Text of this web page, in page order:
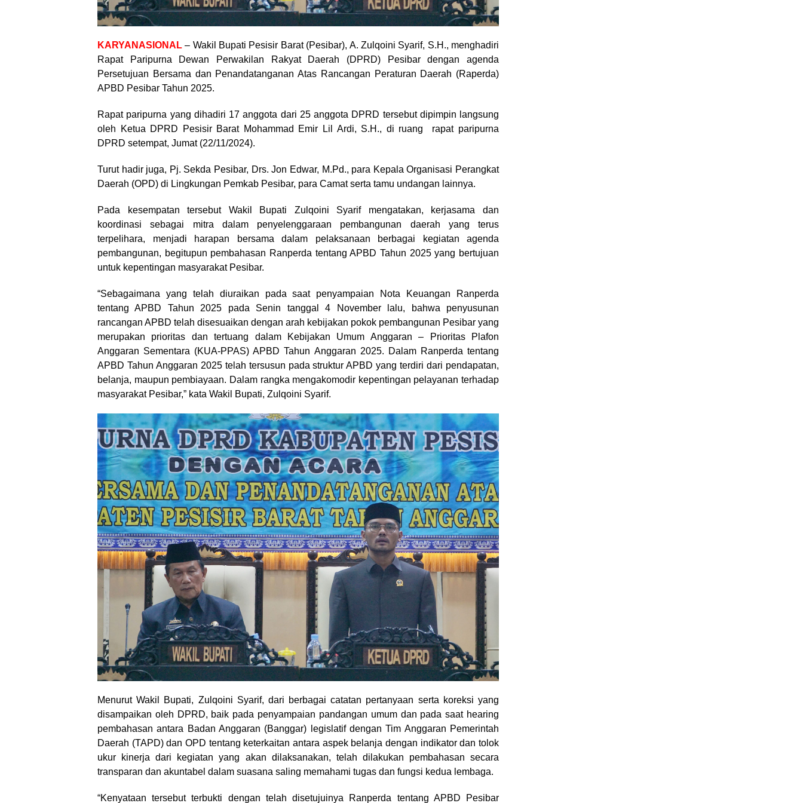
KARYANASIONAL – Wakil Bupati Pesisir Barat (Pesibar), A. Zulqoini Syarif, S.H., menghadiri
Rapat Paripurna Dewan Perwakilan Rakyat Daerah (DPRD) Pesibar dengan agenda
Persetujuan Bersama dan Penandatanganan Atas Rancangan Peraturan Daerah (Raperda)
APBD Pesibar Tahun 2025.
Rapat paripurna yang dihadiri 17 anggota dari 25 anggota DPRD tersebut dipimpin langsung
oleh Ketua DPRD Pesisir Barat Mohammad Emir Lil Ardi, S.H., di ruang rapat paripurna
DPRD setempat, Jumat (22/11/2024).
Turut hadir juga, Pj. Sekda Pesibar, Drs. Jon Edwar, M.Pd., para Kepala Organisasi Perangkat
Daerah (OPD) di Lingkungan Pemkab Pesibar, para Camat serta tamu undangan lainnya.
Pada kesempatan tersebut Wakil Bupati Zulqoini Syarif mengatakan, kerjasama dan
koordinasi sebagai mitra dalam penyelenggaraan pembangunan daerah yang terus
terpelihara, menjadi harapan bersama dalam pelaksanaan berbagai kegiatan agenda
pembangunan, begitupun pembahasan Ranperda tentang APBD Tahun 2025 yang bertujuan
untuk kepentingan masyarakat Pesibar.
“Sebagaimana yang telah diuraikan pada saat penyampaian Nota Keuangan Ranperda
tentang APBD Tahun 2025 pada Senin tanggal 4 November lalu, bahwa penyusunan
rancangan APBD telah disesuaikan dengan arah kebijakan pokok pembangunan Pesibar yang
merupakan prioritas dan tertuang dalam Kebijakan Umum Anggaran – Prioritas Plafon
Anggaran Sementara (KUA-PPAS) APBD Tahun Anggaran 2025. Dalam Ranperda tentang
APBD Tahun Anggaran 2025 telah tersusun pada struktur APBD yang terdiri dari pendapatan,
belanja, maupun pembiayaan. Dalam rangka mengakomodir kepentingan pelayanan terhadap
masyarakat Pesibar,” kata Wakil Bupati, Zulqoini Syarif.
Menurut Wakil Bupati, Zulqoini Syarif, dari berbagai catatan pertanyaan serta koreksi yang
disampaikan oleh DPRD, baik pada penyampaian pandangan umum dan pada saat hearing
pembahasan antara Badan Anggaran (Banggar) legislatif dengan Tim Anggaran Pemerintah
Daerah (TAPD) dan OPD tentang keterkaitan antara aspek belanja dengan indikator dan tolok
ukur kinerja dari kegiatan yang akan dilaksanakan, telah dilakukan pembahasan secara
transparan dan akuntabel dalam suasana saling memahami tugas dan fungsi kedua lembaga.
“Kenyataan tersebut terbukti dengan telah disetujuinya Ranperda tentang APBD Pesibar